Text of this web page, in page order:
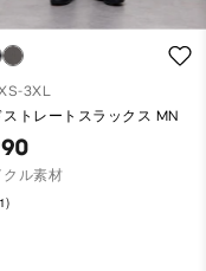
3XL
ストレートスラックス MN
クル素材